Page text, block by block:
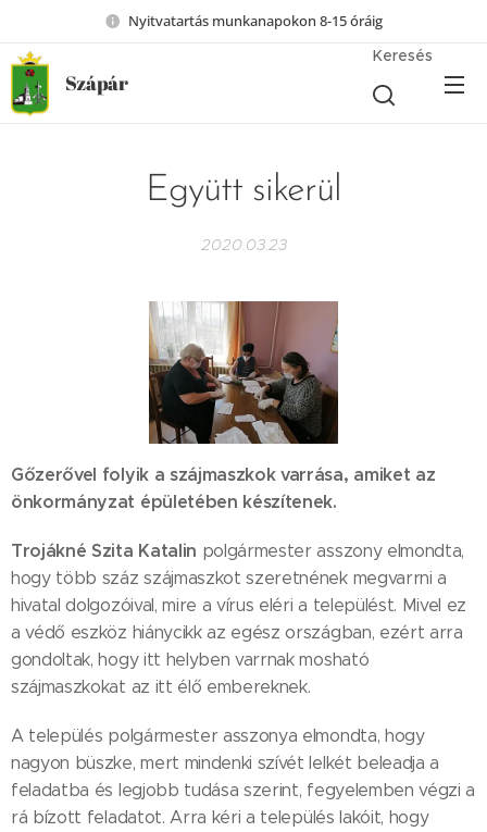
Nyitvatartás munkanapokon 8-15 óráig
Szápár
Keresés
Együtt sikerül
2020.03.23
Gőzerővel folyik a szájmaszkok varrása, amiket az
önkormányzat épületében készítenek.
Trojákné Szita Katalin polgármester asszony elmondta,
hogy több száz szájmaszkot szeretnének megvarrni a
hivatal dolgozóival, mire a vírus eléri a települést. Mivel ez
a védő eszköz hiánycikk az egész országban, ezért arra
gondoltak, hogy itt helyben varrnak mosható
szájmaszkokat az itt élő embereknek.
A település polgármester asszonya elmondta, hogy
nagyon büszke, mert mindenki szívét lelkét beleadja a
feladatba és legjobb tudása szerint, fegyelemben végzi a
rá bízott feladatot. Arra kéri a település lakóit, hogy